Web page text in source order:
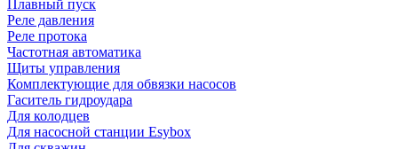
Плавный пуск
Реле давления
Реле протока
Частотная автоматика
Щиты управления
Комплектующие для обвязки насосов
Гаситель гидроудара
Для колодцев
Для насосной станции Esybox